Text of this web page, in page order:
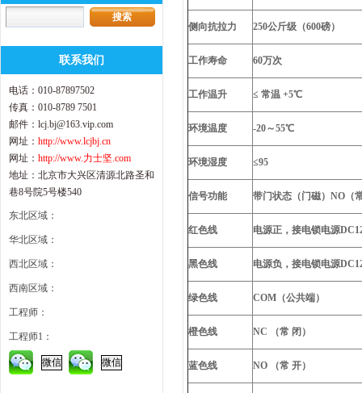
联系我们
电话：010-87897502
传真：010-8789 7501
邮件：lcj.bj@163.vip.com
网址： http://www.lcjbj.cn
网址： http://www.力士坚.com
地址：北京市大兴区清源北路圣和
巷8号院5号楼540
东北区域：
华北区域：
西北区域：
西南区域：
工程师：
工程师1：
微信 微信
侧向抗拉力 250公斤级（600磅）
工作寿命 60万次
工作温升 ≤ 常温 +5℃
环境温度 -20～55℃
环境湿度 ≤95
信号功能 带门状态（门磁）NO（
红色线 电源正，接电锁电源
黑色线 电源负，接电锁电源
绿色线 COM（公共端）
橙色线 NC （常 闭）
蓝色线 NO （常 开）